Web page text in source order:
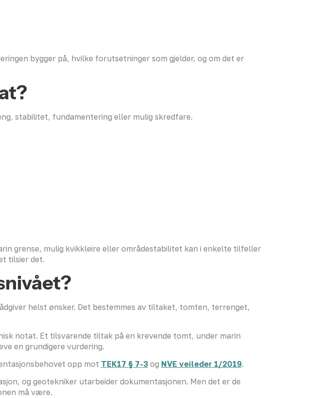
bygger på, hvilke forutsetninger som gjelder, og om det er
stabilitet, fundamentering eller mulig skredfare.
grense, mulig kvikkleire eller områdestabilitet kan i enkelte tilfeller
tilsier det.
helst ønsker. Det bestemmes av tiltaket, tomten, terrenget,
notat. Et tilsvarende tiltak på en krevende tomt, under marin
en grundigere vurdering.
opp mot TEK17 § 7-3 og NVE veileder 1/2019.
og geotekniker utarbeider dokumentasjonen. Men det er de
må være.